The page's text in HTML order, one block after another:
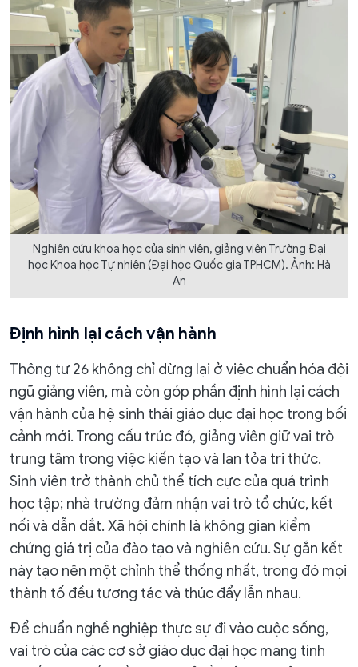
Nghiên cứu khoa học của sinh viên, giảng viên Trường Đại
học Khoa học Tự nhiên (Đại học Quốc gia TPHCM). Ảnh: Hà
An
Định hình lại cách vận hành
Thông tư 26 không chỉ dừng lại ở việc chuẩn hóa đội
ngũ giảng viên, mà còn góp phần định hình lại cách
vận hành của hệ sinh thái giáo dục đại học trong bối
cảnh mới. Trong cấu trúc đó, giảng viên giữ vai trò
trung tâm trong việc kiến tạo và lan tỏa tri thức.
Sinh viên trở thành chủ thể tích cực của quá trình
học tập; nhà trường đảm nhận vai trò tổ chức, kết
nối và dẫn dắt. Xã hội chính là không gian kiểm
chứng giá trị của đào tạo và nghiên cứu. Sự gắn kết
này tạo nên một chỉnh thể thống nhất, trong đó mọi
thành tố đều tương tác và thúc đẩy lẫn nhau.
Để chuẩn nghề nghiệp thực sự đi vào cuộc sống,
vai trò của các cơ sở giáo dục đại học mang tính